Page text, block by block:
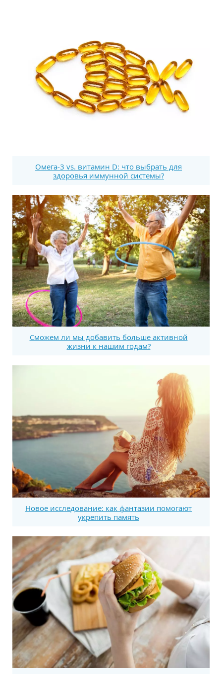
Омега-3 vs. витамин D: что выбрать для
здоровья иммунной системы?
Сможем ли мы добавить больше активной
жизни к нашим годам?
Новое исследование: как фантазии помогают
укрепить память